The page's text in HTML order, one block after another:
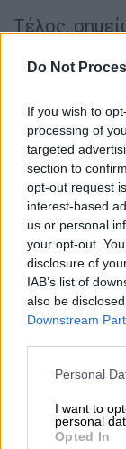
Do Not
If you wish to
processing of
targeted
section to
opt-out request
interest-based
us or personal
your opt-out.
disclosure of
IAB’s list of
also be
Downstream
Please note
not limited to
grant or deny
use your data
Personal
I want to
personal
Opted In
Τέλος,
κάνουν
«Έρευνες
πίστας»
Από τη
Γιώργος
έρευνες
Σελίου, με
χιονοδρόμος.
«Είμαι στην
την στιγμή.
άνδρες της
βουνού,
και
δεν είχαμε